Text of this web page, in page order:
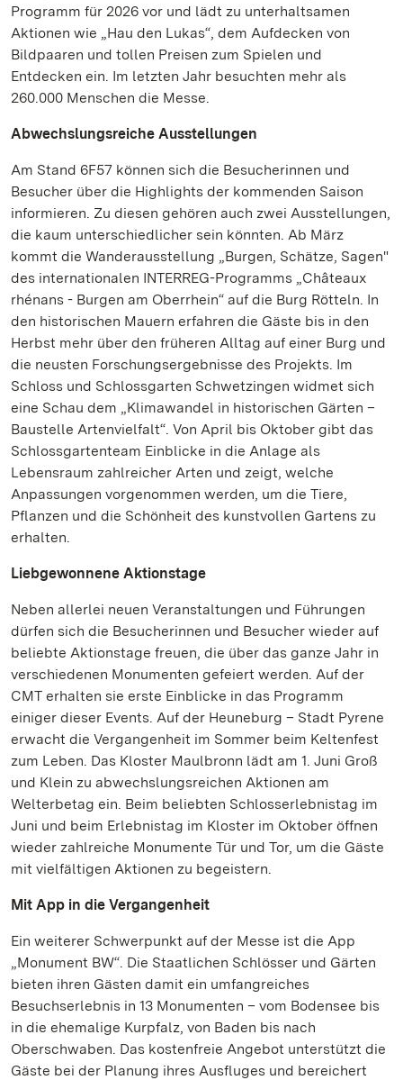
Programm für 2026 vor und lädt zu unterhaltsamen
Aktionen wie „Hau den Lukas“, dem Aufdecken von
Bildpaaren und tollen Preisen zum Spielen und
Entdecken ein. Im letzten Jahr besuchten mehr als
260.000 Menschen die Messe.
Abwechslungsreiche Ausstellungen
Am Stand 6F57 können sich die Besucherinnen und
Besucher über die Highlights der kommenden Saison
informieren. Zu diesen gehören auch zwei Ausstellungen,
die kaum unterschiedlicher sein könnten. Ab März
kommt die Wanderausstellung „Burgen, Schätze, Sagen"
des internationalen INTERREG-Programms „Châteaux
rhénans - Burgen am Oberrhein“ auf die Burg Rötteln. In
den historischen Mauern erfahren die Gäste bis in den
Herbst mehr über den früheren Alltag auf einer Burg und
die neusten Forschungsergebnisse des Projekts. Im
Schloss und Schlossgarten Schwetzingen widmet sich
eine Schau dem „Klimawandel in historischen Gärten –
Baustelle Artenvielfalt“. Von April bis Oktober gibt das
Schlossgartenteam Einblicke in die Anlage als
Lebensraum zahlreicher Arten und zeigt, welche
Anpassungen vorgenommen werden, um die Tiere,
Pflanzen und die Schönheit des kunstvollen Gartens zu
erhalten.
Liebgewonnene Aktionstage
Neben allerlei neuen Veranstaltungen und Führungen
dürfen sich die Besucherinnen und Besucher wieder auf
beliebte Aktionstage freuen, die über das ganze Jahr in
verschiedenen Monumenten gefeiert werden. Auf der
CMT erhalten sie erste Einblicke in das Programm
einiger dieser Events. Auf der Heuneburg – Stadt Pyrene
erwacht die Vergangenheit im Sommer beim Keltenfest
zum Leben. Das Kloster Maulbronn lädt am 1. Juni Groß
und Klein zu abwechslungsreichen Aktionen am
Welterbetag ein. Beim beliebten Schlosserlebnistag im
Juni und beim Erlebnistag im Kloster im Oktober öffnen
wieder zahlreiche Monumente Tür und Tor, um die Gäste
mit vielfältigen Aktionen zu begeistern.
Mit App in die Vergangenheit
Ein weiterer Schwerpunkt auf der Messe ist die App
„Monument BW“. Die Staatlichen Schlösser und Gärten
bieten ihren Gästen damit ein umfangreiches
Besuchserlebnis in 13 Monumenten – vom Bodensee bis
in die ehemalige Kurpfalz, von Baden bis nach
Oberschwaben. Das kostenfreie Angebot unterstützt die
Gäste bei der Planung ihres Ausfluges und bereichert